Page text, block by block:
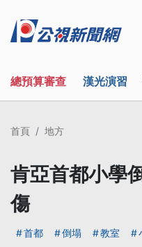
總預算審查 漢光演習
首頁 地方
肯亞首都小學
傷
首都 倒塌 教室